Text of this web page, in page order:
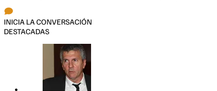
INICIA LA CONVERSACIÓN
DESTACADAS